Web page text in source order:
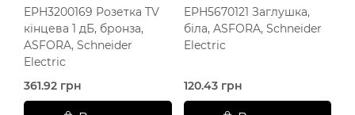
EPH3200169 Розетка TV
кінцева 1 дБ, бронза,
ASFORA, Schneider
Electric
361.92 грн
EPH5670121 Заглушка,
біла, ASFORA, Schneider
Electric
120.43 грн